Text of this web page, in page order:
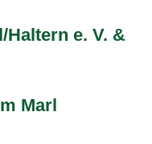
e. V. &
Marl